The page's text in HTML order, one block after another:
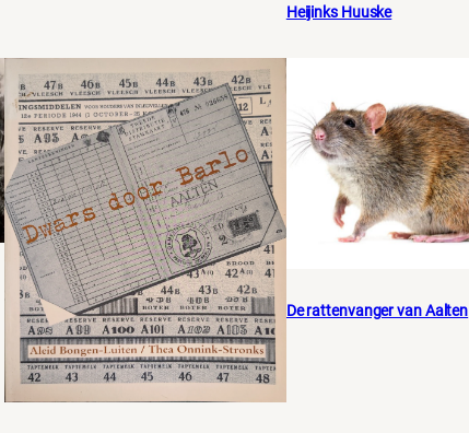
Heijinks Huuske
De rattenvanger van Aalten